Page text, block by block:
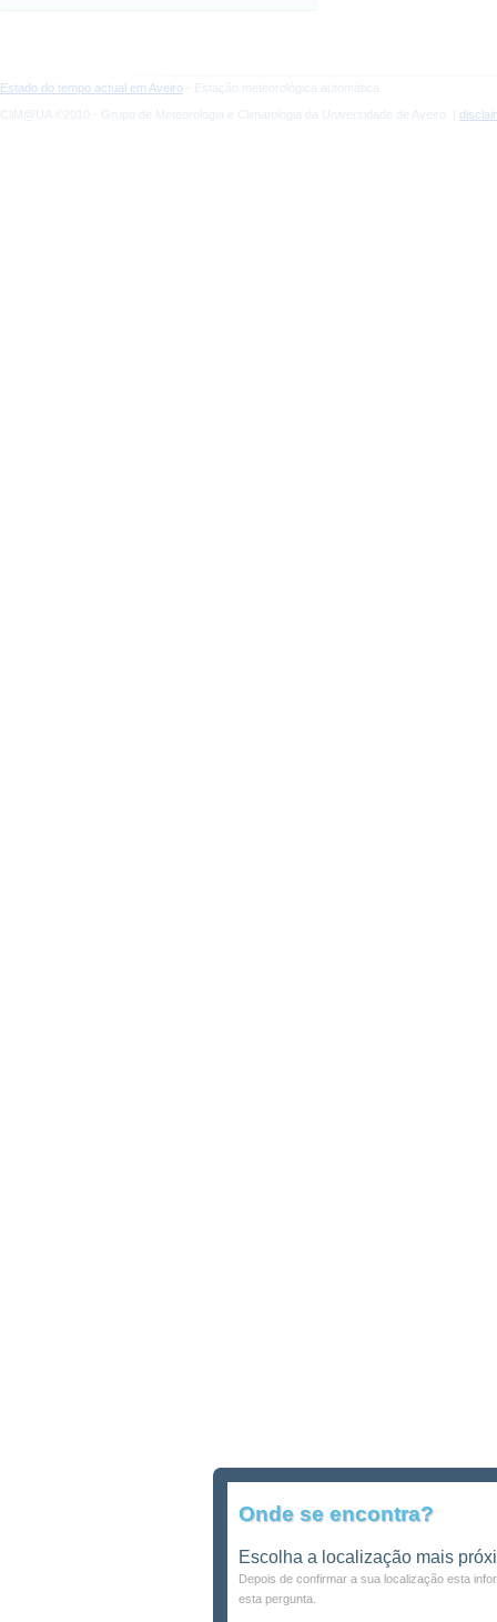
Estado do tempo actual em Aveiro - Estação meteorológica automática
CliM@UA ©2010 - Grupo de Meteorologia e Climatologia da Universidade de Aveiro |
Onde se encontra?
Escolha a localização mais
Depois de confirmar a sua localização esta
esta pergunta.